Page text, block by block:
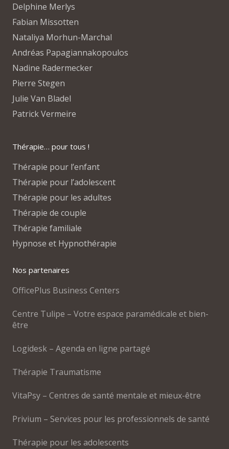
Delphine Merlys
Fabian Missotten
Nataliya Morhun-Marchal
Andréas Papagiannakopoulos
Nadine Radermecker
Pierre Stegen
Julie Van Bladel
Patrick Vermeire
Thérapie… pour tous !
Thérapie pour l’enfant
Thérapie pour l’adolescent
Thérapie pour les adultes
Thérapie de couple
Thérapie familiale
Hypnose et Hypnothérapie
Nos partenaires
OfficePlus Business Centers
Centre Tulipe – Votre espace paramédicale et bien-
être
Logidesk – Agenda en ligne partagé
Thérapie Traumatisme
VitaPsy – Centres de santé mentale et mieux-être
Privium – Services pour les professionnels de santé
Thérapie pour les adolescents